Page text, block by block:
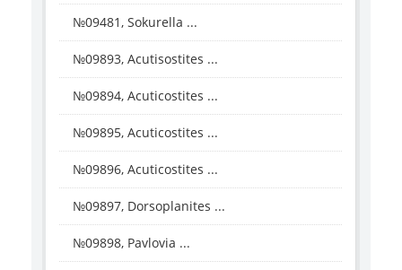
№09481, Sokurella ...
№09893, Acutisostites ...
№09894, Acuticostites ...
№09895, Acuticostites ...
№09896, Acuticostites ...
№09897, Dorsoplanites ...
№09898, Pavlovia ...